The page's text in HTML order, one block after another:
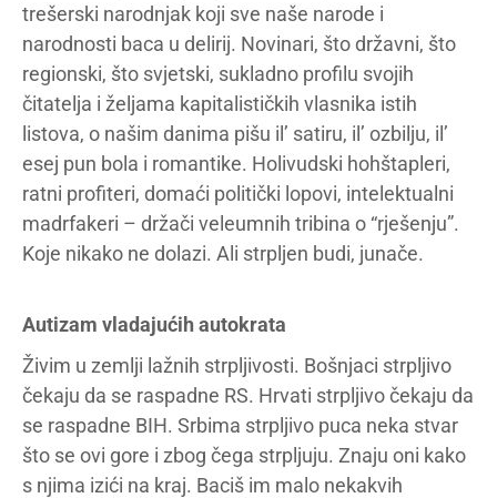
trešerski narodnjak koji sve naše narode i
narodnosti baca u delirij. Novinari, što državni, što
regionski, što svjetski, sukladno profilu svojih
čitatelja i željama kapitalističkih vlasnika istih
listova, o našim danima pišu il’ satiru, il’ ozbilju, il’
esej pun bola i romantike. Holivudski hohštapleri,
ratni profiteri, domaći politički lopovi, intelektualni
madrfakeri – držači veleumnih tribina o “rješenju”.
Koje nikako ne dolazi. Ali strpljen budi, junače.
Autizam vladajućih autokrata
Živim u zemlji lažnih strpljivosti. Bošnjaci strpljivo
čekaju da se raspadne RS. Hrvati strpljivo čekaju da
se raspadne BIH. Srbima strpljivo puca neka stvar
što se ovi gore i zbog čega strpljuju. Znaju oni kako
s njima izići na kraj. Baciš im malo nekakvih